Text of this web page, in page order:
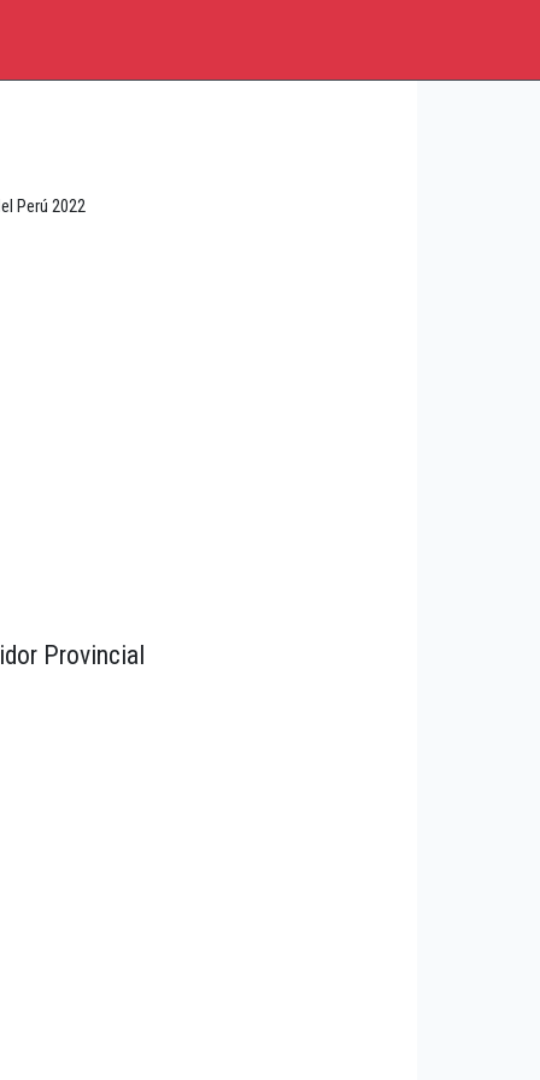
Perú 2022
Provincial